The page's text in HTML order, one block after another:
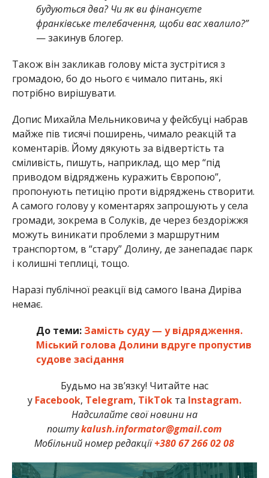
будуються два? Чи як ви фінансуєте
франківське телебачення, щоби вас хвалило?”
— закинув блогер.
Також він закликав голову міста зустрітися з
громадою, бо до нього є чимало питань, які
потрібно вирішувати.
Допис Михайла Мельниковича у фейсбуці набрав
майже пів тисячі поширень, чимало реакцій та
коментарів. Йому дякують за відвертість та
сміливість, пишуть, наприклад, що мер “під
приводом відряджень куражить Європою”,
пропонують петицію проти відряджень створити.
А самого голову у коментарях запрошують у села
громади, зокрема в Солуків, де через бездоріжжя
можуть виникати проблеми з маршрутним
транспортом, в “стару” Долину, де занепадає парк
і колишні теплиці, тощо.
Наразі публічної реакції від самого Івана Диріва
немає.
До теми: Замість суду — у відрядження.
Міський голова Долини вдруге пропустив
судове засідання
Будьмо на зв’язку! Читайте нас
у Facebook, Telegram, TikTokта Instagram.
Надсилайте свої новини на
поштуkalush.informator@gmail.com
Мобільний номер редакції+380 67 266 02 08